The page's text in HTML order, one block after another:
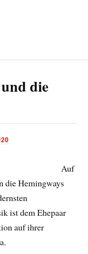
die
Auf
die Hemingways
ist dem Ehepaar
auf ihrer